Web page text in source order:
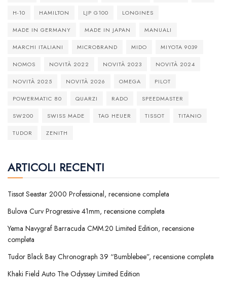
H-10 HAMILTON LJP G100 LONGINES
MADE IN GERMANY MADE IN JAPAN MANUALI
MARCHI ITALIANI MICROBRAND MIDO MIYOTA 9039
NOMOS NOVITÀ 2022 NOVITÀ 2023 NOVITÀ 2024
NOVITÀ 2025 NOVITÀ 2026 OMEGA PILOT
POWERMATIC 80 QUARZI RADO SPEEDMASTER
SW200 SWISS MADE TAG HEUER TISSOT TITANIO
TUDOR ZENITH
ARTICOLI RECENTI
Tissot Seastar 2000 Professional, recensione completa
Bulova Curv Progressive 41mm, recensione completa
Yema Navygraf Barracuda CMM.20 Limited Edition, recensione
completa
Tudor Black Bay Chronograph 39 “Bumblebee”, recensione completa
Khaki Field Auto The Odyssey Limited Edition